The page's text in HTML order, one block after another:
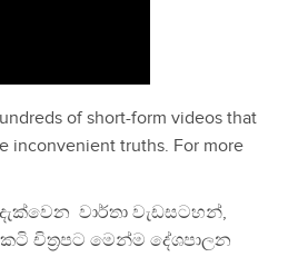
of short-form videos that
inconvenient truths. For more
වාර්තා වැඩසටහන්,
චිත්‍රපට මෙන්ම දේශපාලන